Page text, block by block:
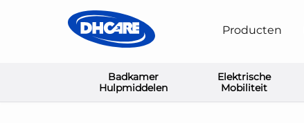
Producten
Badkamer
Hulpmiddelen
Elektrische
Mobiliteit
Home Badkamer Hulpmiddelen Handgrepen